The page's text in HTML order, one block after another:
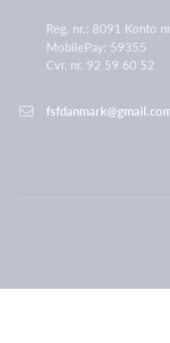
Reg. nr.: 8091 Konto
MobilePay: 59355
Cvr. nr. 92 59 60 52
fsfdanmark@gmail.